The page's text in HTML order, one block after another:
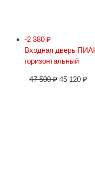
-2 380 ₽
Входная дверь
горизонтальный
47 500₽ 45 120 ₽